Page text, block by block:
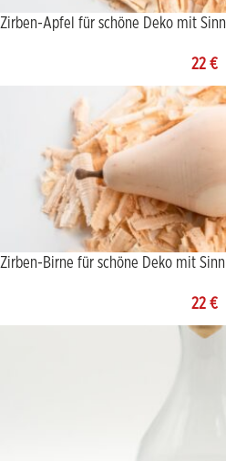
Zirben-Apfel für schöne Deko mit Sinn
22 €
Zirben-Birne für schöne Deko mit Sinn
22 €